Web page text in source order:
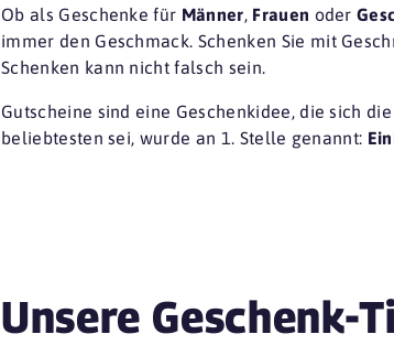
Ob als Geschenke für Männer, Frauen oder
immer den Geschmack. Schenken Sie mit
Schenken kann nicht falsch sein.
Gutscheine sind eine Geschenkidee, die sich
beliebtesten sei, wurde an 1. Stelle genannt:
Unsere Geschenk-